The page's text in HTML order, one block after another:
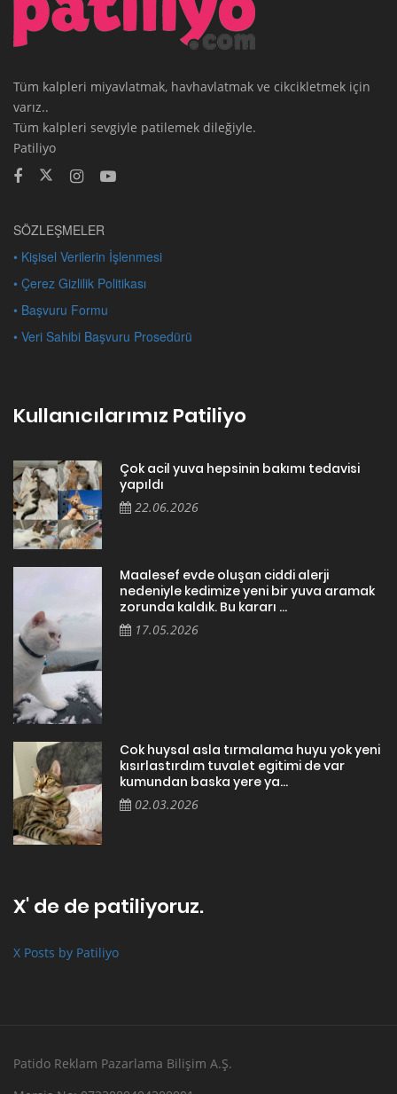
Tüm kalpleri miyavlatmak, havhavlatmak ve cikcikletmek için
varız..
Tüm kalpleri sevgiyle patilemek dileğiyle.
Patiliyo
SÖZLEŞMELER
• Kişisel Verilerin İşlenmesi
• Çerez Gizlilik Politikası
• Başvuru Formu
• Veri Sahibi Başvuru Prosedürü
Kullanıcılarımız Patiliyo
Çok acil yuva hepsinin bakımı tedavisi
yapıldı
22.06.2026
Maalesef evde oluşan ciddi alerji
nedeniyle kedimize yeni bir yuva aramak
zorunda kaldık. Bu kararı ...
17.05.2026
Cok huysal asla tırmalama huyu yok yeni
kısırlastırdım tuvalet egitimi de var
kumundan baska yere ya...
02.03.2026
X' de de patiliyoruz.
X Posts by Patiliyo
Patido Reklam Pazarlama Bilişim A.Ş.